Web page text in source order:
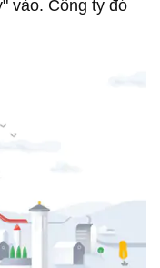
vào. Công ty đó